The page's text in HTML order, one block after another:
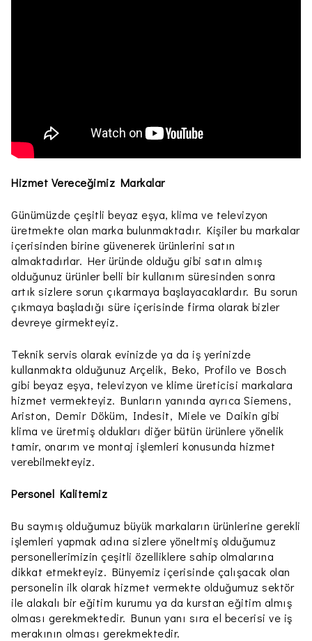
Hizmet Vereceğimiz Markalar
Günümüzde çeşitli beyaz eşya, klima ve televizyon
üretmekte olan marka bulunmaktadır. Kişiler bu markalar
içerisinden birine güvenerek ürünlerini satın
almaktadırlar. Her üründe olduğu gibi satın almış
olduğunuz ürünler belli bir kullanım süresinden sonra
artık sizlere sorun çıkarmaya başlayacaklardır. Bu sorun
çıkmaya başladığı süre içerisinde firma olarak bizler
devreye girmekteyiz.
Teknik servis olarak evinizde ya da iş yerinizde
kullanmakta olduğunuz Arçelik, Beko, Profilo ve Bosch
gibi beyaz eşya, televizyon ve klime üreticisi markalara
hizmet vermekteyiz. Bunların yanında ayrıca Siemens,
Ariston, Demir Döküm, Indesit, Miele ve Daikin gibi
klima ve üretmiş oldukları diğer bütün ürünlere yönelik
tamir, onarım ve montaj işlemleri konusunda hizmet
verebilmekteyiz.
Personel Kalitemiz
Bu saymış olduğumuz büyük markaların ürünlerine gerekli
işlemleri yapmak adına sizlere yöneltmiş olduğumuz
personellerimizin çeşitli özelliklere sahip olmalarına
dikkat etmekteyiz. Bünyemiz içerisinde çalışacak olan
personelin ilk olarak hizmet vermekte olduğumuz sektör
ile alakalı bir eğitim kurumu ya da kurstan eğitim almış
olması gerekmektedir. Bunun yanı sıra el becerisi ve iş
merakının olması gerekmektedir.